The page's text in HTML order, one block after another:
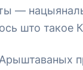
—
што такое